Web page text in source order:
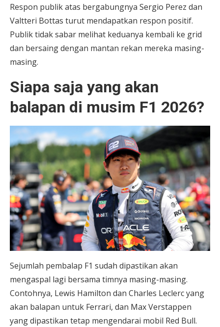
Respon publik atas bergabungnya Sergio Perez dan
Valtteri Bottas turut mendapatkan respon positif.
Publik tidak sabar melihat keduanya kembali ke grid
dan bersaing dengan mantan rekan mereka masing-
masing.
Siapa saja yang akan
balapan di musim F1 2026?
Sejumlah pembalap F1 sudah dipastikan akan
mengaspal lagi bersama timnya masing-masing.
Contohnya, Lewis Hamilton dan Charles Leclerc yang
akan balapan untuk Ferrari, dan Max Verstappen
yang dipastikan tetap mengendarai mobil Red Bull.